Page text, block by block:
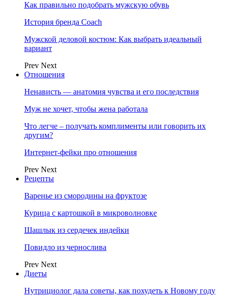
Как правильно подобрать мужскую обувь
История бренда Coach
Мужской деловой костюм: Как выбрать идеальный
вариант
Prev Next
Отношения
Ненависть — анатомия чувства и его последствия
Муж не хочет, чтобы жена работала
Что легче – получать комплименты или говорить их
другим?
Интернет-фейки про отношения
Prev Next
Рецепты
Варенье из смородины на фруктозе
Курица с картошкой в микроволновке
Шашлык из сердечек индейки
Повидло из чернослива
Prev Next
Диеты
Нутрициолог дала советы, как похудеть к Новому году